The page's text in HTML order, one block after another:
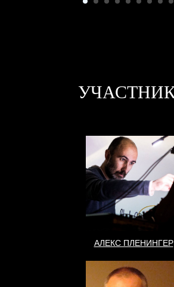
АЛЕКС ПЛЕНИНГЕР